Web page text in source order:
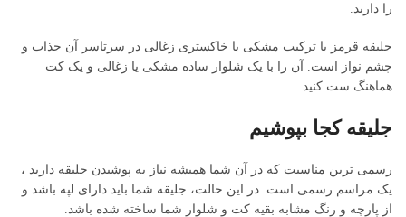
را دارید.
جلیقه قرمز با ترکیب مشکی یا خاکستری زغالی در سرتاسر آن جذاب و
چشم نواز است. آن را با یک شلوار ساده مشکی یا زغالی و یک کت
هماهنگ ست کنید.
جلیقه کجا بپوشیم
رسمی ترین مناسبت که در آن شما همیشه نیاز به پوشیدن جلیقه دارید ،
یک مراسم رسمی است. در این حالت، جلیقه شما باید دارای لپه باشد و
از پارچه و رنگ مشابه بقیه کت و شلوار شما ساخته شده باشد.